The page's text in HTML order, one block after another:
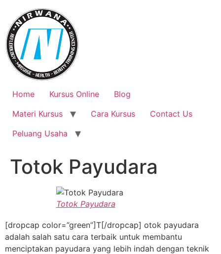
content
Home Kursus Online
Blog
Materi Kursus
Cara Kursus
Contact Us
Peluang Usaha
Totok Payudara
Totok Payudara
[dropcap color=”green”]T[/dropcap] otok payudara
adalah salah satu cara terbaik untuk membantu
menciptakan payudara yang lebih indah dengan teknik